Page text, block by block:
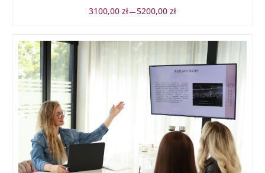
3100,00 zł–5200,00 zł
3100,00 zł
5200,00 zł